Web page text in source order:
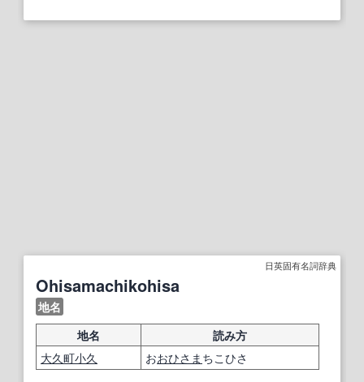
日英固有名詞辞典
Ohisamachikohisa
地名
地名
読み方
大久 町小久 おおひさま ちこひさ